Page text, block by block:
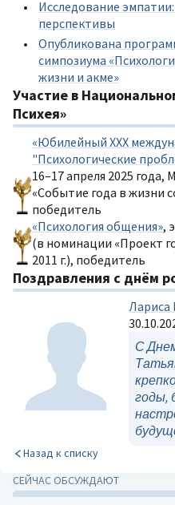
Исследование
перспективы
Опубликована
симпозиума
жизни и акме»
Участие в
Психея»
«Юбилейный XXX
"Психологические
16–17 апреля 2025
«Событие года в жизни
победитель
«Психология общения»,
(в номинации «Проект
2011 г.), победитель
Поздравления с днём
Лариса
С
годы,
Назад к списку
СЕЙЧАС ОБСУЖДАЮТ